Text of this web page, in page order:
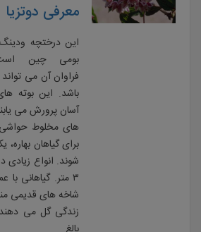
معرفی دوتزیا
این درختچه
بومی چین است.
فراوان آن می
باشد. این بوته
آسان پرورش می
های مخلوط حواشی
برای گیاهان بهاره،
۳ متر. گیاهانی با
شاخه های قدیمی